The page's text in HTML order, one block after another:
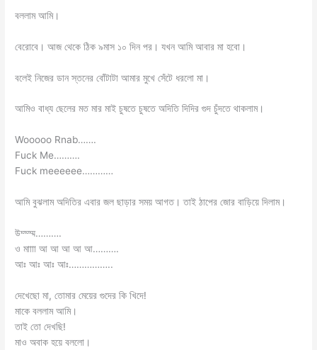
বললাম আমি।
বেরোবে। আজ থেকে ঠিক ৯মাস ১০ দিন পর। যখন আমি আবার মা হবো।
বলেই নিজের ডান স্তনের বোঁটাটা আমার মুখে সেঁটে ধরলো মা।
আমিও বাধ্য ছেলের মত মার মাই চুষতে চুষতে অদিতি দিদির গুদ চুঁদতে থাকলাম।
Wooooo Rnab…….
Fuck Me……….
Fuck meeeeee…………
আমি বুঝলাম অদিতির এবার জল ছাড়ার সময় আগত। তাই ঠাপের জোর বাড়িয়ে দিলাম।
উম্ম্ম্ম……….
ও মাাাা আ আ আ আ আ……….
আঃ আঃ আঃ আঃ……………..
দেখেছো মা, তোমার মেয়ের গুদের কি খিদে!
মাকে বললাম আমি।
তাই তো দেখছি!
মাও অবাক হয়ে বললো।